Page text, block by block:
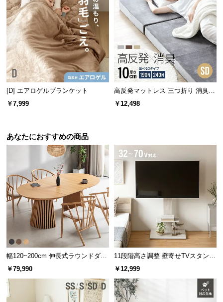
o.,
[D] エアロゲルブランケット
￥7,999
高反発マットレス 三つ折り 消臭
スタンダード 厚さ10cm SD
￥12,498
あなたにおすすめの商品
幅120~200cm 伸長式ラウンドダイ
ニングテーブル 6人掛け 天然木突
板 美しい格子デザイン
￥79,990
11段階高さ調整 壁寄せTVスタンド
キャスター付き 上下左右角度調節
￥12,999